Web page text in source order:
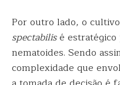
Por outro lado, o
spectabilisé estratégico
nematoides. Sendo
complexidade que